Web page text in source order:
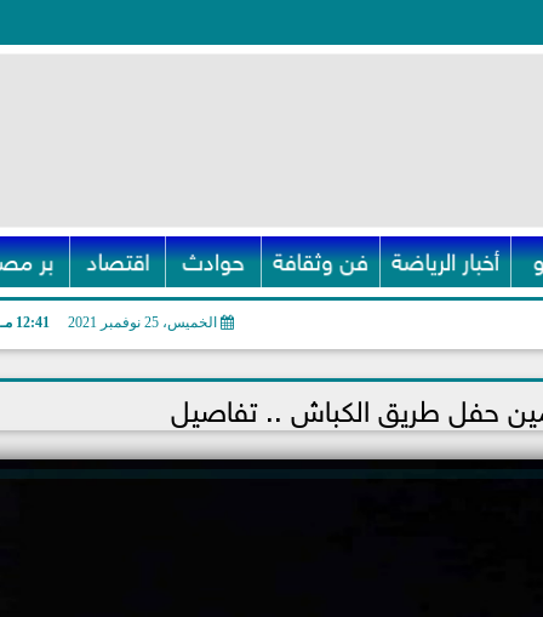
أخبار الرياضة فن وثقافة حوادث اقتصاد بر
الخميس، 25 نوفمبر 2021 12:41 مـ
حفل طريق الكباش .. تفاصيل